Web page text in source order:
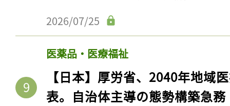
2026/07/25
医薬品・医療福祉
【日本】厚労省、2040年地域
表。自治体主導の態勢構築急務
記事をお気に入りに
ログインが必